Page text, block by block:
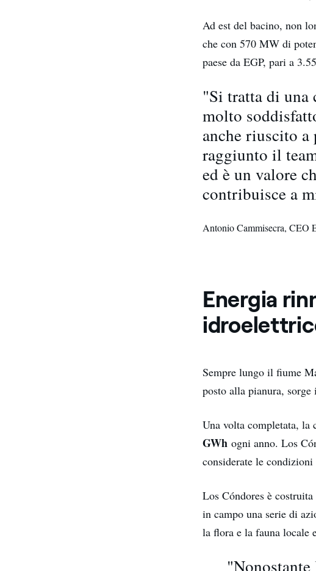
Ad est del bacino, non
che con 570 MW di
paese da EGP, pari a
"Si tratta di una
molto
anche riuscito
raggiunto il
ed è un valore
contribuisce a
Antonio Cammisecra, CEO
Energia
Sempre lungo il fiume
posto alla pianura,
Una volta completata, la
GWhogni anno. Los
considerate le
Los Cóndores è
in campo una serie di
la flora e la fauna